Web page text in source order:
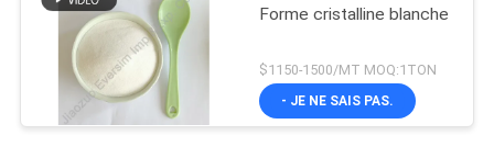
Forme cristalline blanche
$1150-1500/MT MOQ:1TON
- JE NE SAIS PAS.